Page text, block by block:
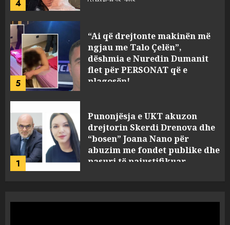
4
5
“Ai që drejtonte makinën më
ngjau me Talo Çelën”,
dëshmia e Nuredin Dumanit
flet për PERSONAT që e
plagosën!
1
Punonjësja e UKT akuzon
drejtorin Skerdi Drenova dhe
“bosen” Joana Nano për
abuzim me fondet publike dhe
pasuri të pajustifikuar